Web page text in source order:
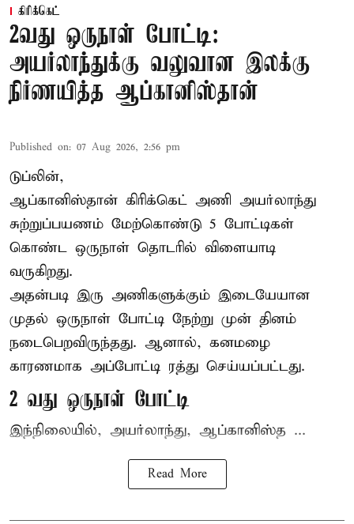
கிரிக்கெட்
2வது ஒருநாள் போட்டி:
அயர்லாந்துக்கு வலுவான இலக்கு
நிர்ணயித்த ஆப்கானிஸ்தான்
Published on: 07 Aug 2026, 2:56 pm
டுப்லின்,
ஆப்கானிஸ்தான் கிரிக்கெட் அணி அயர்லாந்து
சுற்றுப்பயணம் மேற்கொண்டு 5 போட்டிகள்
கொண்ட ஒருநாள் தொடரில் விளையாடி
வருகிறது.
அதன்படி இரு அணிகளுக்கும் இடையேயான
முதல் ஒருநாள் போட்டி நேற்று முன் தினம்
நடைபெறவிருந்தது. ஆனால், கனமழை
காரணமாக அப்போட்டி ரத்து செய்யப்பட்டது.
2 வது ஒருநாள் போட்டி
இந்நிலையில், அயர்லாந்து, ஆப்கானிஸ்த ...
Read More